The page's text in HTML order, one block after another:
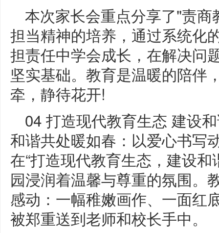
本次家长会重点分享了"责
担当精神的培养，通过系统化
担责任中学会成长，在解决问
坚实基础。教育是温暖的陪伴
牵，静待花开!
04 打造现代教育生态 建设
和谐共处暖如春：以爱心书写
在“打造现代教育生态，建设
园浸润着温馨与尊重的氛围。
感动：一幅稚嫩画作、一面红
被郑重送到老师和校长手中。